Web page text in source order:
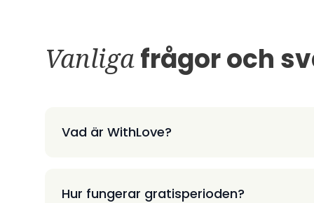
Vanligafrågor och
Vad är WithLove?
Hur fungerar gratisperioden?